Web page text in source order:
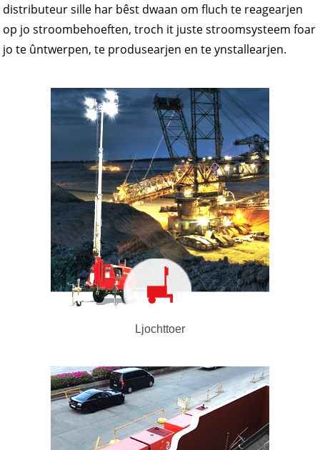
distributeur sille har bêst dwaan om fluch te reagearjen
op jo stroombehoeften, troch it juste stroomsysteem foar
jo te ûntwerpen, te produsearjen en te ynstallearjen.
Ljochttoer